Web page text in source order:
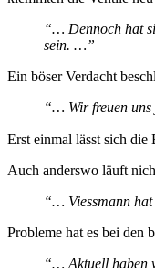
“… Dennoch hat
sein. …”
Ein böser Verdacht
“… Wir freuen uns
Erst einmal lässt sich
Auch anderswo läuft
“… Viessmann
Probleme hat es bei den
“… Aktuell haben